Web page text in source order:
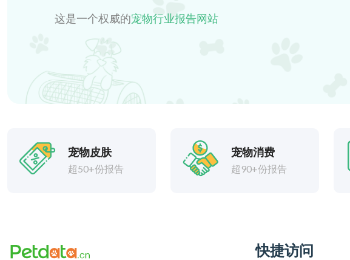
这是一个权威的宠物行业报告网站
宠物皮肤
超50+份报告
宠物消费
超90+份报告
快捷访问